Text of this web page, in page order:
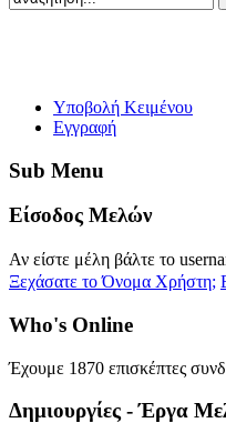
Yποβολή Κειμένου
Εγγραφή
Sub Menu
Eίσοδος Μελών
Αν είστε μέλη βάλτε το
Ξεχάσατε το Όνομα Χρήστη;
Who's Online
Έχουμε 1870 επισκέπτες
Δημιουργίες - Έργα